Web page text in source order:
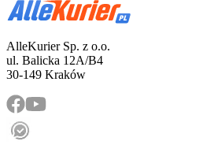
AlleKurier Sp. z o.o.
ul. Balicka 12A/B4
30-149 Kraków